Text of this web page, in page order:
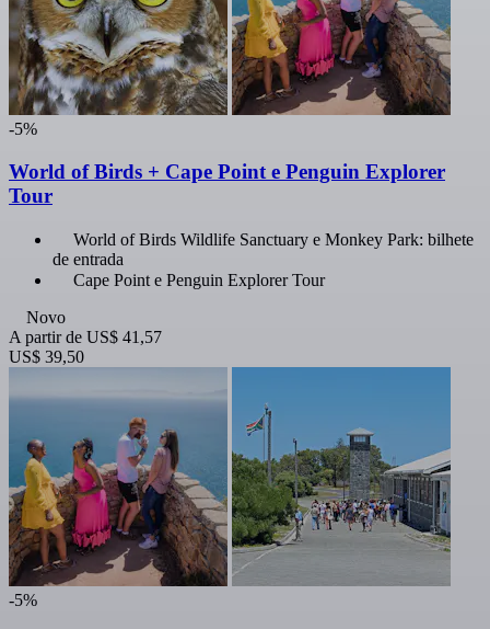
-5%
World of Birds + Cape Point e Penguin Explorer
Tour
World of Birds Wildlife Sanctuary e Monkey Park: bilhete
de entrada
Cape Point e Penguin Explorer Tour
Novo
A partir de US$ 41,57
US$ 39,50
-5%